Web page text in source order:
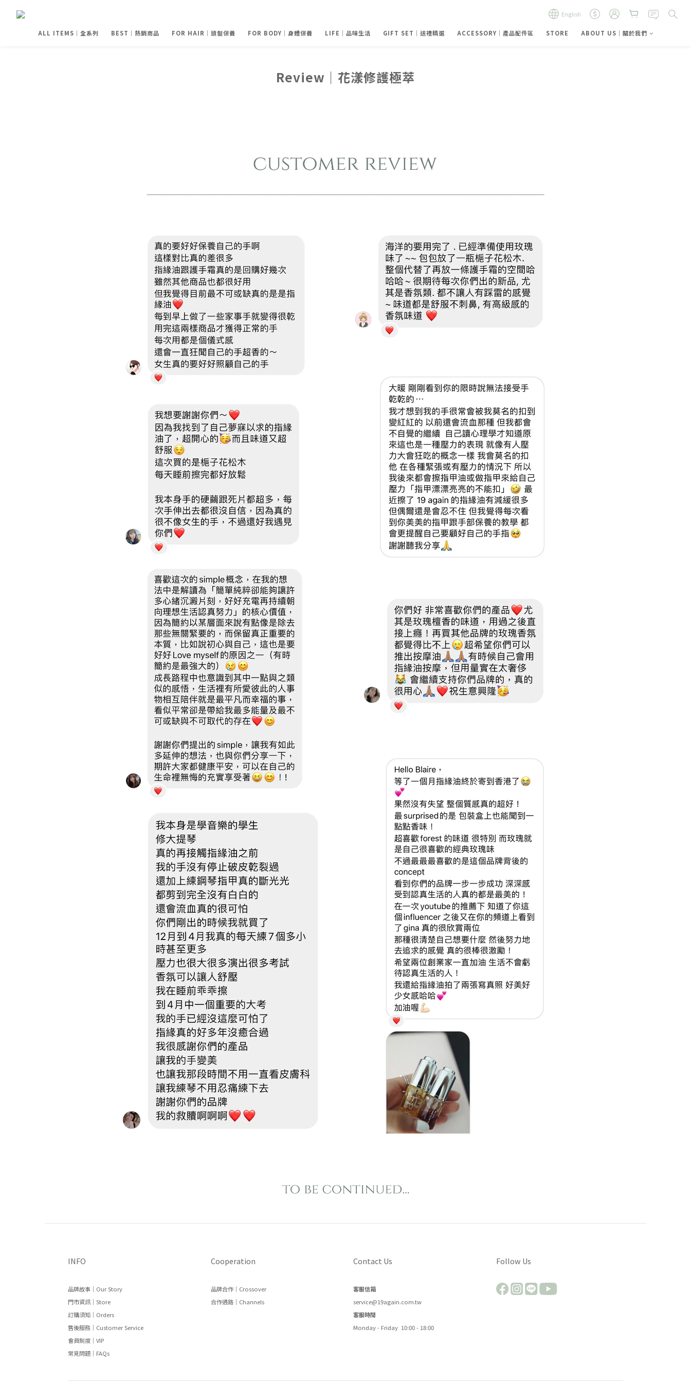
English
ALL ITEMS｜全系列 BEST｜熱銷商品 FOR HAIR｜頭髮保養 FOR BODY｜身體保養 LIFE｜品味生活 GIFT SET｜送禮精選 ACCESSORY｜產品配件區 STORE ABOUT US｜關於我們
Review｜花漾修護極萃
INFO
品牌故事｜Our Story
門市資訊｜Store
訂購須知｜Orders
售後服務｜Customer Service
會員制度｜VIP
常見問題｜FAQs
Cooperation
品牌合作｜Crossover
合作通路｜Channels
Contact Us
客服信箱
service@19again.com.tw
客服時間
Monday - Friday 10:00 - 18:00
Follow Us